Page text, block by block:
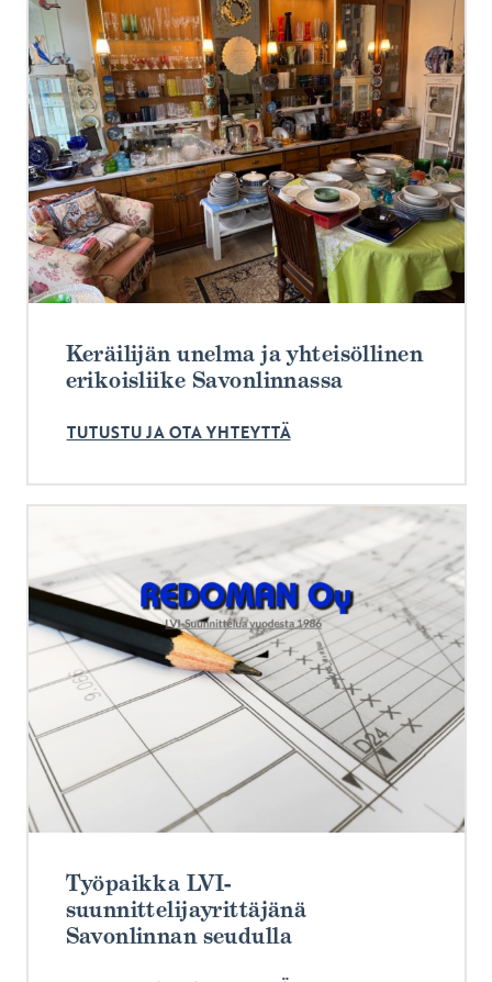
Keräilijän unelma ja yhteisöllinen
erikoisliike Savonlinnassa
TUTUSTU JA OTA YHTEYTTÄ
Työpaikka LVI-
suunnittelijayrittäjänä
Savonlinnan seudulla